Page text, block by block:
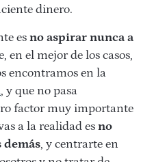
dinero.
esno aspirar nunca a
en el mejor de los casos,
encontramos en la
, y que no pasa
factor muy importante
a la realidad es no
, y centrarte en